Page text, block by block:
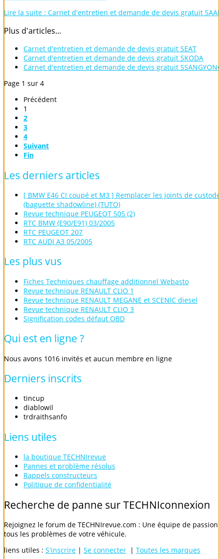
Lire la suite : Carnet d'entretien et demande de devis gratuit
Plus d'articles...
Carnet d'entretien et demande de devis gratuit SEAT
Carnet d'entretien et demande de devis gratuit SKODA
Carnet d'entretien et demande de devis gratuit
Page 1 sur 4
Précédent
1
2
3
4
Suivant
Fin
Les derniers articles
[ BMW E46 CI coupé et M3 ] Remplacer les joints de
(baguette shadowline) (TUTO)
Revue technique PEUGEOT 505 (2)
RTC BMW (E90/E91) 03/2005
RTC PEUGEOT 207
RTC AUDI A3 05/2005
Les plus vus
Fiches Techniques chauffage additionnel Webasto
Revue technique RENAULT CLIO 1
Revue technique RENAULT MEGANE et SCENIC diesel
Revue technique RENAULT CLIO 3
Signification codes défaut OBD
Qui est en ligne ?
Nous avons 1016 invités et aucun membre en ligne
Derniers inscrits
tincup
diablowil
trdraithsanfo
Liens utiles
la boutique TECHNIrevue
Pannes et problème résolus
Rappels constructeurs
Politique de confidentialité
Recherche de panne surTECHNIconnexion
Rejoignez le forum de TECHNIrevue.com : Une équipe de
tous les problèmes de votre véhicule.
liens utiles : S'inscrire | Se connecter | Toutes les marques